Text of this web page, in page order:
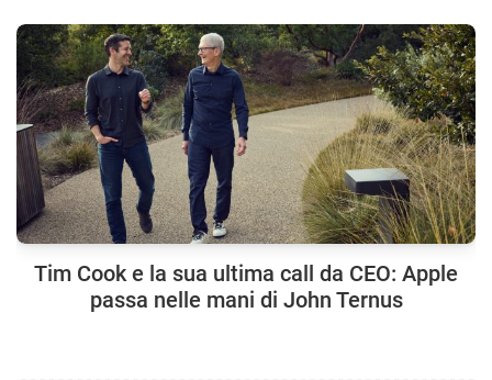
Tim Cook e la sua ultima call da CEO: Apple
passa nelle mani di John Ternus